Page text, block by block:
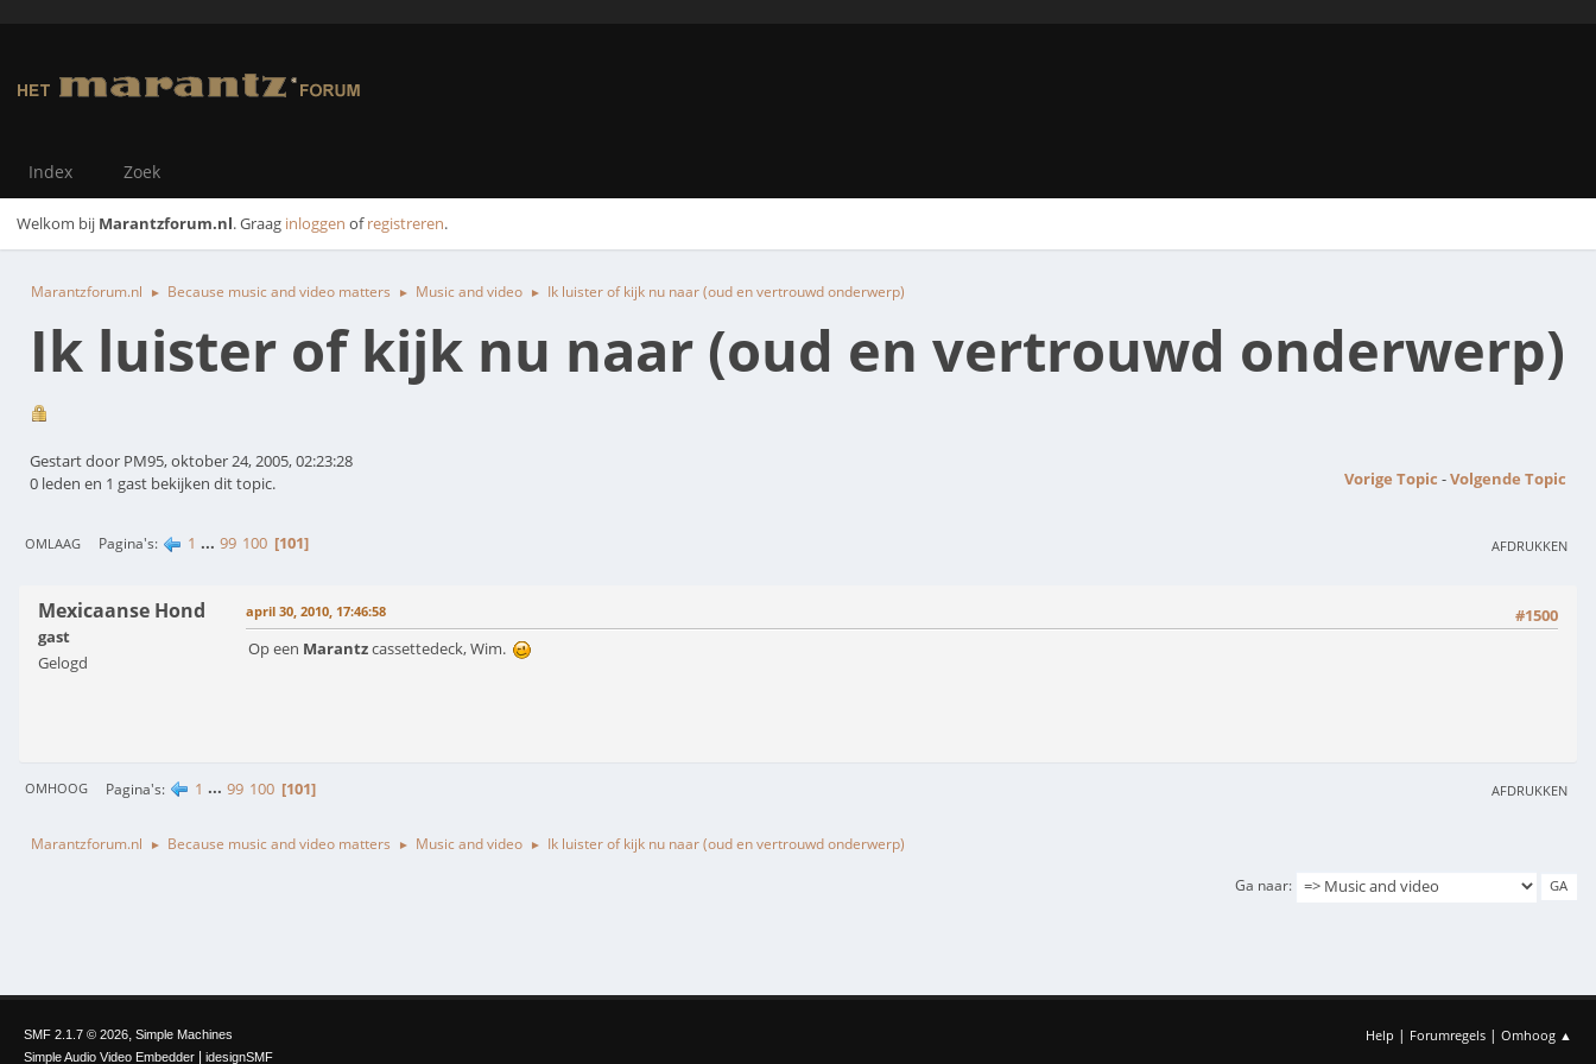
Index Zoek
Welkom bij Marantzforum.nl. Graag inloggen ofregistreren.
Marantzforum.nl ► Because music and video matters ► Music and video ► Ik luister of kijk nu naar (oud en vertrouwd onderwerp)
Ik luister of kijk nu naar (oud en vertrouwd onderwerp)
Gestart door PM95, oktober 24, 2005, 02:23:28
Vorige Topic -Volgende Topic
0 leden en 1 gast bekijken dit topic.
AFDRUKKEN
OMLAAG Pagina's 1 ... 99 100 101
Mexicaanse Hond
gast
Gelogd
#1500
april 30, 2010, 17:46:58
Op een Marantzcassettedeck, Wim.
AFDRUKKEN
OMHOOG Pagina's 1 ... 99 100 101
Marantzforum.nl ► Because music and video matters ► Music and video ► Ik luister of kijk nu naar (oud en vertrouwd onderwerp)
Ga naar
Help | Forumregels | Omhoog ▲
SMF 2.1.7 © 2026, Simple Machines
Simple Audio Video Embedder | idesignSMF